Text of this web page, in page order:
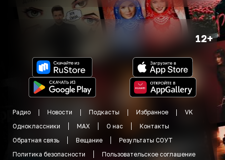
12+
Радио Новости Подкасты Избранное
VK
Одноклассники
MAX О нас
Контакты
Обратная связь
Вещание
Результаты СОУТ
Политика безопасности
Пользовательское соглашение